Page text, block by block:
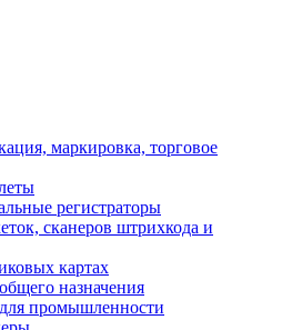
маркировка, торговое
регистраторы
сканеров штрихкода и
картах
назначения
промышленности